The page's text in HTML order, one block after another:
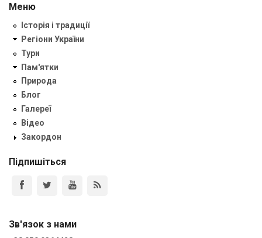
Меню
Історія і традиції
Регіони України
Тури
Пам'ятки
Природа
Блог
Галереї
Відео
Закордон
Підпишіться
Зв'язок з нами